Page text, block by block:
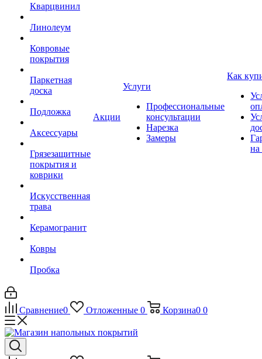
Кварцвинил
Линолеум
Ковровые
покрытия
Паркетная
доска
Подложка
Аксессуары
Грязезащитные
покрытия и
коврики
Искусственная
трава
Керамогранит
Ковры
Пробка
Акции
Услуги
Профессиональные
консультации
Нарезка
Замеры
Как
на
Сравнение0 Отложенные 0 Корзина0 0